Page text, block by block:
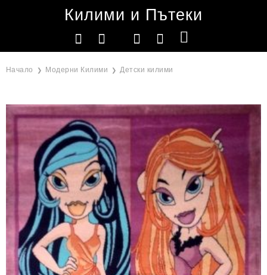
Килими и Пътеки
Начало Модерни Килими Детски килими